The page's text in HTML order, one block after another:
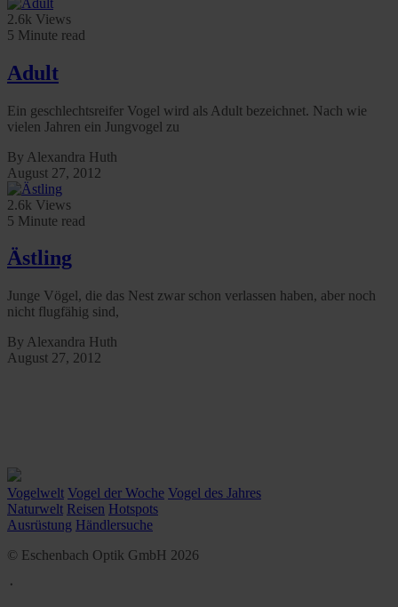
2.6k Views
5 Minute read
Adult
Ein geschlechtsreifer Vogel wird als Adult bezeichnet. Nach wie
vielen Jahren ein Jungvogel zu
By Alexandra Huth
August 27, 2012
2.6k Views
5 Minute read
Ästling
Junge Vögel, die das Nest zwar schon verlassen haben, aber noch
nicht flugfähig sind,
By Alexandra Huth
August 27, 2012
Vogelwelt Vogel der Woche Vogel des Jahres
Naturwelt Reisen Hotspots
Ausrüstung Händlersuche
© Eschenbach Optik GmbH 2026
᛫